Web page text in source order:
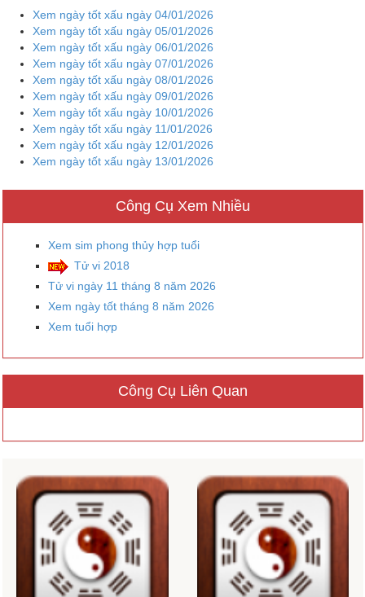
Xem ngày tốt xấu ngày 04/01/2026
Xem ngày tốt xấu ngày 05/01/2026
Xem ngày tốt xấu ngày 06/01/2026
Xem ngày tốt xấu ngày 07/01/2026
Xem ngày tốt xấu ngày 08/01/2026
Xem ngày tốt xấu ngày 09/01/2026
Xem ngày tốt xấu ngày 10/01/2026
Xem ngày tốt xấu ngày 11/01/2026
Xem ngày tốt xấu ngày 12/01/2026
Xem ngày tốt xấu ngày 13/01/2026
Công Cụ Xem Nhiều
Xem sim phong thủy hợp tuổi
Tử vi 2018
Tử vi ngày 11 tháng 8 năm 2026
Xem ngày tốt tháng 8 năm 2026
Xem tuổi hợp
Công Cụ Liên Quan